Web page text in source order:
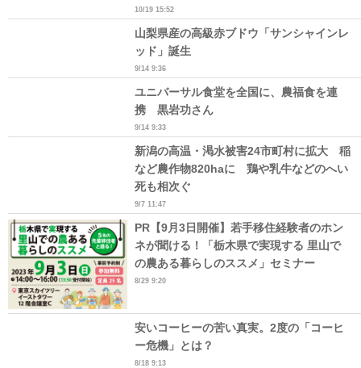
10/19 15:52
山梨県産の高級赤ブドウ「サンシャインレ
ッド」誕生
9/14 9:36
ユニバーサル食堂を全国に、農福食を連
携 黒岩功さん
9/14 9:33
新潟の高温・渇水被害24市町村に拡大 稲
など農作物820haに 鶏や乳牛などのへい
死も相次ぐ
9/7 11:47
PR【9月3日開催】若手移住経験者のホン
ネが聞ける！「栃木県で実現する 里山で
の農ある暮らしのススメ」セミナー
8/29 9:20
安いコーヒーの苦い真実。2度の「コーヒ
ー危機」とは？
8/18 9:13